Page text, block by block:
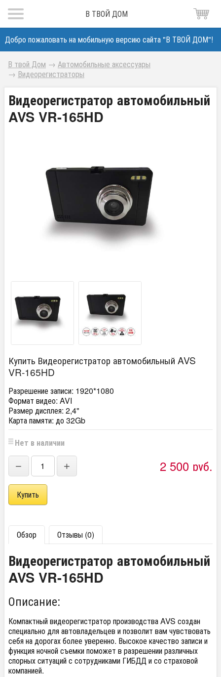
В ТВОЙ ДОМ
Добро пожаловать на мобильную версию сайта "В ТВОЙ ДОМ"!
В твой Дом → Автомобильные аксессуары
→ Видеорегистраторы
Видеорегистратор автомобильный
AVS VR-165HD
Купить Видеорегистратор автомобильный AVS
VR-165HD
Разрешение записи: 1920*1080
Формат видео: AVI
Размер дисплея: 2,4"
Карта памяти: до 32Gb
Нет в наличии
− + 2 500 руб.
Обзор Отзывы (0)
Видеорегистратор автомобильный
AVS VR-165HD
Описание:
Компактный видеорегистратор производства AVS создан
специально для автовладельцев и позволит вам чувствовать
себя на дорогах более уверенно. Высокое качество записи и
функция ночной съемки поможет в разрешении различных
спорных ситуаций с сотрудниками ГИБДД и со страховой
компанией.